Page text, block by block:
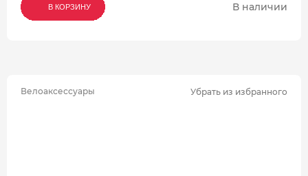
В КОРЗИНУ
В КОРЗИНУ
В КОРЗИНУ В наличии
Велоаксессуары Убрать из избранного